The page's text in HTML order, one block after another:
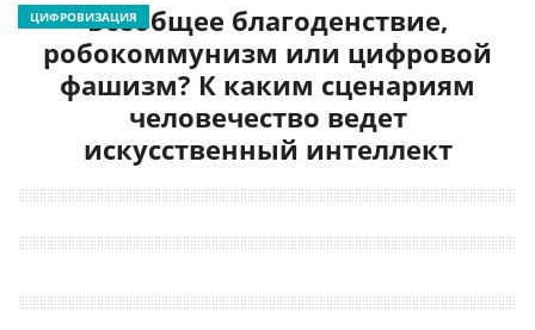
Всеобщее благоденствие,
робокоммунизм или цифровой
фашизм? К каким сценариям
человечество ведет
искусственный интеллект
ЦИФРОВИЗАЦИЯ